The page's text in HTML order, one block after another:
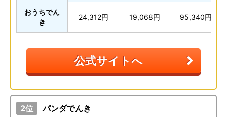
おうちでん
き
24,312円 19,068円 95,340円
公式サイトへ
パンダでんき